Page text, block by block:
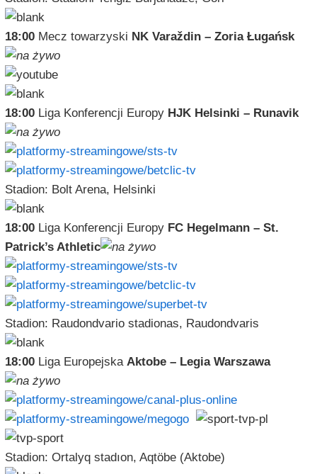
18:00Mecz towarzyski NK Varaždin – Zoria Ługańsk
18:00Liga Konferencji Europy HJK Helsinki – Runavik
Stadion: Bolt Arena, Helsinki
18:00Liga Konferencji Europy FC Hegelmann – St.
Patrick’s Athletic
Stadion: Raudondvario stadionas, Raudondvaris
18:00Liga Europejska Aktobe – Legia Warszawa
Stadion: Ortalyq stadıon, Aqtöbe (Aktobe)